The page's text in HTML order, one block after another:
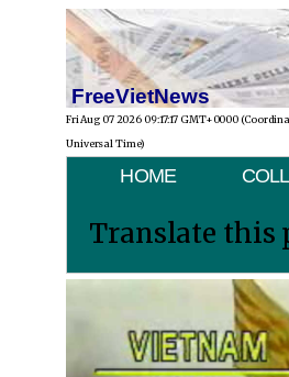
FreeVietNews
Fri Aug 07 2026 09:17:17 GMT+0000
Universal Time)
HOME
Translate this